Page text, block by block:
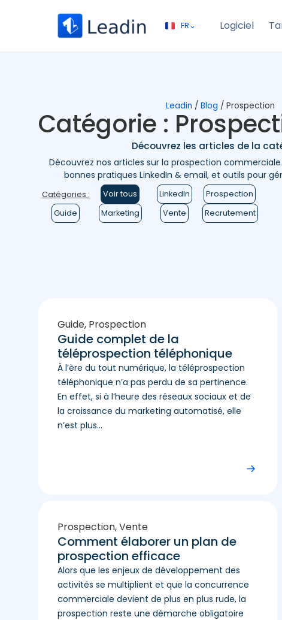
FR⌄
EN⌄ Logiciel
Leadin / Blog / Prospection
Catégorie :
Découvrez les articles de la
Découvrez nos articles sur la prospection
bonnes pratiques LinkedIn & email, et outils pour
Voir tous LinkedIn
Prospection
Guide
Marketing Vente Recrutement
Catégories :
Guide, Prospection
Guide complet de la
téléprospection téléphonique
À l’ère du tout numérique, la téléprospection
téléphonique n’a pas perdu de sa pertinence.
En effet, si à l’heure des réseaux sociaux et de
la croissance du marketing automatisé, elle
n’est plus...
Prospection,Vente
Comment élaborer un plan de
prospection efficace
Alors que les enjeux de développement des
activités se multiplient et que la concurrence
commerciale devient de plus en plus rude, la
prospection reste une démarche obligatoire